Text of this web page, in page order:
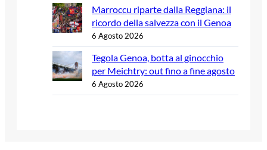
Marroccu riparte dalla Reggiana: il
ricordo della salvezza con il Genoa
6 Agosto 2026
Tegola Genoa, botta al ginocchio
per Meichtry: out fino a fine agosto
6 Agosto 2026